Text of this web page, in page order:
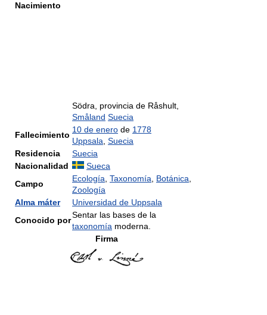
Nacimiento
Södra, provincia de Råshult,
Småland Suecia
Fallecimiento
10 de enero de 1778
Uppsala Suecia
Residencia
Suecia
Nacionalidad
Sueca
Campo
Ecología Taxonomía Botánica
Zoología
Alma máter
Universidad de Uppsala
Conocido por
Sentar las bases de la
taxonomía moderna.
Firma